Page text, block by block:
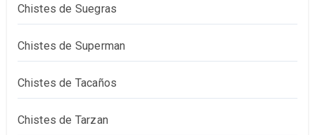
Chistes de Suegras
Chistes de Superman
Chistes de Tacaños
Chistes de Tarzan